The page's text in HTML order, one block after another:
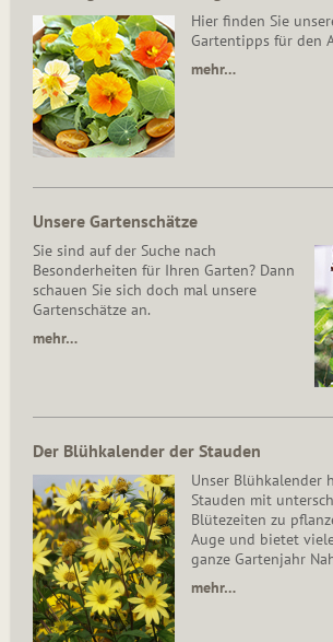
Hier finden Sie
Gartentipps für den
mehr…
Unsere Gartenschätze
Sie sind auf der Suche nach
Besonderheiten für Ihren Garten? Dann
schauen Sie sich doch mal unsere
Gartenschätze an.
mehr…
Der Blühkalender der Stauden
Unser Blühkalender
Stauden mit
Blütezeiten zu
Auge und bietet
ganze Gartenjahr
mehr…